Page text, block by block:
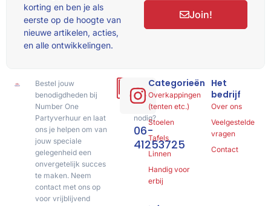
Bestel jouw
benodigdheden bij
Number One
Partyverhuur en laat
ons je helpen om van
jouw speciale
gelegenheid een
onvergetelijk succes
te maken. Neem
contact met ons op
Hulp
advies
nodig?
06-
41253725
Categorieën
Overkappingen
(tenten etc.)
Stoelen
Tafels
Linnen
Handig voor
Het
bedrijf
Over ons
Veelgestelde
vragen
korting en ben je als
eerste op de hoogte van
nieuwe artikelen, acties,
en alle ontwikkelingen.